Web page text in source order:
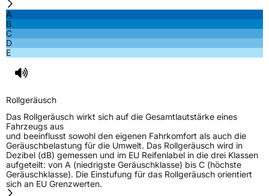
A
B
C
D
E
Rollgeräusch
Das Rollgeräusch wirkt sich auf die Gesamtlautstärke eines
Fahrzeugs aus
und beeinflusst sowohl den eigenen Fahrkomfort als auch die
Geräuschbelastung für die Umwelt. Das Rollgeräusch wird in
Dezibel (dB) gemessen und im EU Reifenlabel in die drei Klassen
aufgeteilt: von A (niedrigste Geräuschklasse) bis C (höchste
Geräuschklasse). Die Einstufung für das Rollgeräusch orientiert
sich an EU Grenzwerten.